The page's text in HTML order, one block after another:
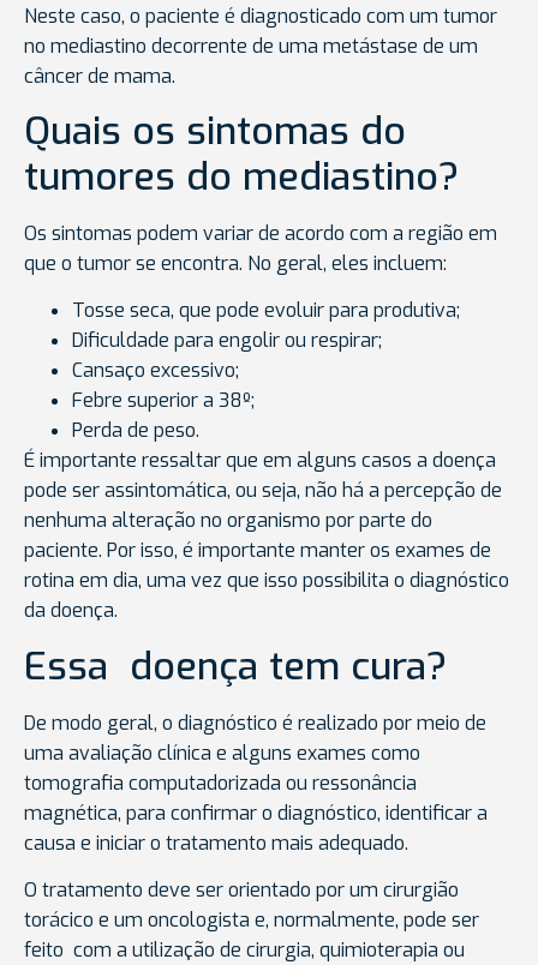
Neste caso, o paciente é diagnosticado com um tumor
no mediastino decorrente de uma metástase de um
câncer de mama.
Quais os sintomas do
tumores do mediastino?
Os sintomas podem variar de acordo com a região em
que o tumor se encontra. No geral, eles incluem:
Tosse seca, que pode evoluir para produtiva;
Dificuldade para engolir ou respirar;
Cansaço excessivo;
Febre superior a 38º;
Perda de peso.
É importante ressaltar que em alguns casos a doença
pode ser assintomática, ou seja, não há a percepção de
nenhuma alteração no organismo por parte do
paciente. Por isso, é importante manter os exames de
rotina em dia, uma vez que isso possibilita o diagnóstico
da doença.
Essa doença tem cura?
De modo geral, o diagnóstico é realizado por meio de
uma avaliação clínica e alguns exames como
tomografia computadorizada ou ressonância
magnética, para confirmar o diagnóstico, identificar a
causa e iniciar o tratamento mais adequado.
O tratamento deve ser orientado por um cirurgião
torácico e um oncologista e, normalmente, pode ser
feito com a utilização de cirurgia, quimioterapia ou